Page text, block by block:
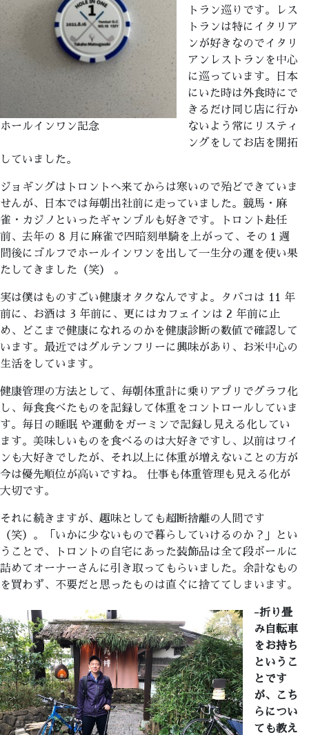
ホールインワン記念
トラン巡りです。レス
トランは特にイタリア
ンが好きなのでイタリ
アンレストランを中心
に巡っています。日本
にいた時は外食時にで
きるだけ同じ店に行か
ないよう常にリスティ
ングをしてお店を開拓
していました。
ジョギングはトロントへ来てからは寒いので殆どできていま
せんが、日本では毎朝出社前に走っていました。競馬・麻
雀・カジノといったギャンブルも好きです。トロント赴任
前、去年の 8 月に麻雀で四暗刻単騎を上がって、その１週
間後にゴルフでホールインワンを出して一生分の運を使い果
たしてきました（笑） 。
実は僕はものすごい健康オタクなんですよ。タバコは 11 年
前に、お酒は 3 年前に、更にはカフェインは 2 年前に止
め、どこまで健康になれるのかを健康診断の数値で確認して
います。最近ではグルテンフリーに興味があり、お米中心の
生活をしています。
健康管理の方法として、毎朝体重計に乗りアプリでグラフ化
し、毎食食べたものを記録して体重をコントロールしていま
す。毎日の睡眠 や運動をガーミンで記録し見える化してい
ます。美味しいものを食べるのは大好きですし、以前はワイ
ンも大好きでしたが、それ以上に体重が増えないことの方が
今は優先順位が高いですね。 仕事も体重管理も見える化が
大切です。
それに続きますが、趣味としても超断捨離の人間です
（笑）。「いかに少ないもので暮らしていけるのか？」とい
うことで、トロントの自宅にあった装飾品は全て段ボールに
詰めてオーナーさんに引き取ってもらいました。余計なもの
を買わず、不要だと思ったものは直ぐに捨ててしまいます。
-折り畳
み自転車
をお持ち
というこ
とです
が、こち
らについ
ても教え